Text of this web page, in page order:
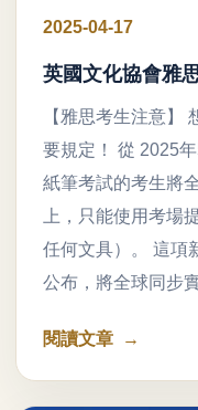
2025-04-17
英國文化協會雅
【雅思考生注意】
要規定！ 從 2025
紙筆考試的考生將
上，只能使用考場
任何文具）。 這項
公布，將全球同步
閱讀文章